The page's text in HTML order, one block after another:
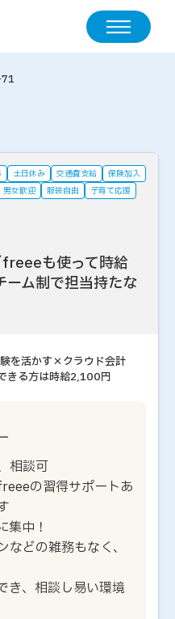
土日休み 交通費支給
保険加入
男女歓迎 服装自由
子育て応援
も使って時給
ム制で担当持たな
を活かす×クラウド会計
きる方は時給2,100円
相談可
の習得サポートあ
中！
どの雑務もなく、
き、相談し易い環境